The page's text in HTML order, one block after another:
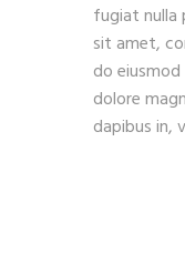
fugiat nulla
sit amet,
do
dolore
dapibus in,